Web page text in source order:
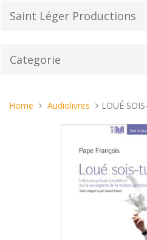
Saint Léger Productions
Categorie
Tu
Home Audiolivres LOUÉ